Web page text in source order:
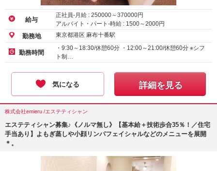
給与
正社員-月給 : 250000～370000円
アルバイト・パート-時給 : 1500～2000円
勤務地 東京都港区 麻布十番駅
勤務時間
・9:30～18:30/休憩60分 ・12:00～21:00/休憩60分 ※シフ
ト制…
気になる 詳細を見る
株式会社emieru /エステティシャン
エステティシャン募集♪《ノルマ無し》【基本給＋技術歩合35％！／住宅
手当あり】よもぎ蒸しや小顔リンパフェイシャルなどのメニューを展開
＊。